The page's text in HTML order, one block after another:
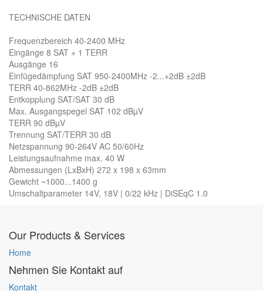
TECHNISCHE DATEN
Frequenzbereich 40-2400 MHz
Eingänge 8 SAT + 1 TERR
Ausgänge 16
Einfügedämpfung SAT 950-2400MHz -2...+2dB ±2dB
TERR 40-862MHz -2dB ±2dB
Entkopplung SAT/SAT 30 dB
Max. Ausgangspegel SAT 102 dBµV
TERR 90 dBµV
Trennung SAT/TERR 30 dB
Netzspannung 90-264V AC 50/60Hz
Leistungsaufnahme max. 40 W
Abmessungen (LxBxH) 272 x 198 x 63mm
Gewicht ~1000...1400 g
Umschaltparameter 14V, 18V | 0/22 kHz | DiSEqC 1.0
Our Products & Services
Home
Nehmen Sie Kontakt auf
Kontakt